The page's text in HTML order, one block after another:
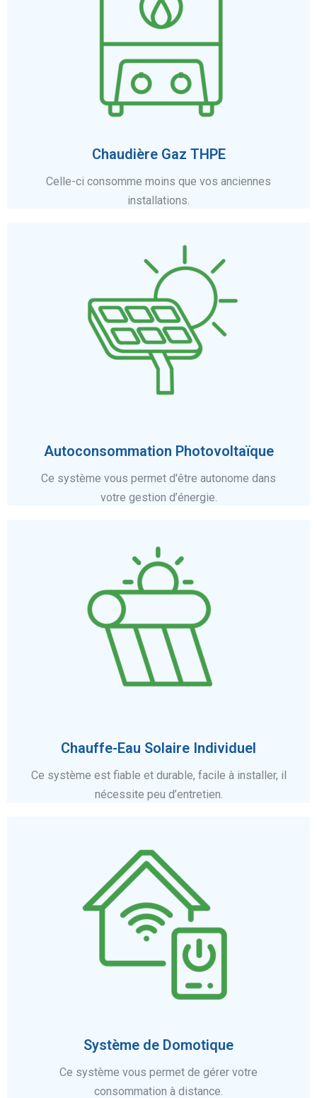
Chaudière Gaz THPE
Celle-ci consomme moins que vos anciennes
installations.
En savoir plus
Autoconsommation Photovoltaïque
Ce système vous permet d'être autonome dans
votre gestion d’énergie.
En savoir plus
Chauffe-Eau Solaire Individuel
Ce système est fiable et durable, facile à installer, il
nécessite peu d’entretien.
En savoir plus
Système de Domotique
Ce système vous permet de gérer votre
consommation à distance.
En savoir plus